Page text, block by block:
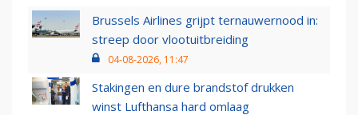
Brussels Airlines grijpt ternauwernood in:
streep door vlootuitbreiding
04-08-2026, 11:47
Stakingen en dure brandstof drukken
winst Lufthansa hard omlaag